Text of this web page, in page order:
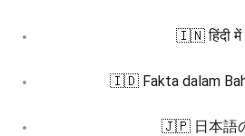
🇮🇳 हिंदी में
🇮🇩 Fakta dalam
🇯🇵 日本語